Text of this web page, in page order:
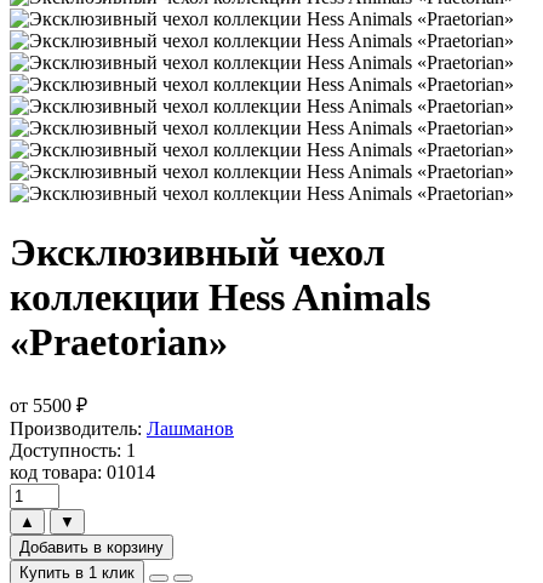
Эксклюзивный чехол
коллекции Hess Animals
«Praetorian»
от 5500 ₽
Производитель: Лашманов
Доступность: 1
код товара: 01014
▲
▼
Добавить в корзину
Купить в 1 клик